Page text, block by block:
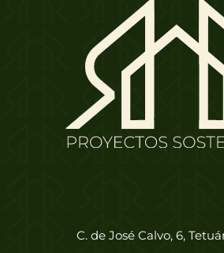
C. de José Calvo, 6,